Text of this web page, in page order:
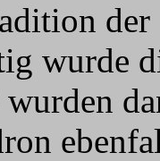
wurde